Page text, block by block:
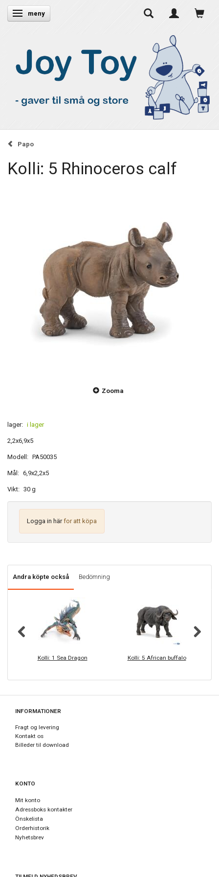
Ändra navigering
meny
Papo
Kolli: 5 Rhinoceros calf
Zooma
lager: i lager
2,2x6,9x5
Modell: PA50035
Mål: 6,9x2,2x5
Vikt: 30 g
Logga in härfor att köpa
Andra köpte också Bedömning
Kolli: 1 Sea Dragon Kolli: 5 African buffalo
INFORMATIONER
Fragt og levering
Kontakt os
Billeder til download
KONTO
Mit konto
Adressboks kontakter
Önskelista
Orderhistorik
Nyhetsbrev